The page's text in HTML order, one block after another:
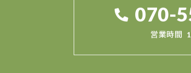
070-
営業時間